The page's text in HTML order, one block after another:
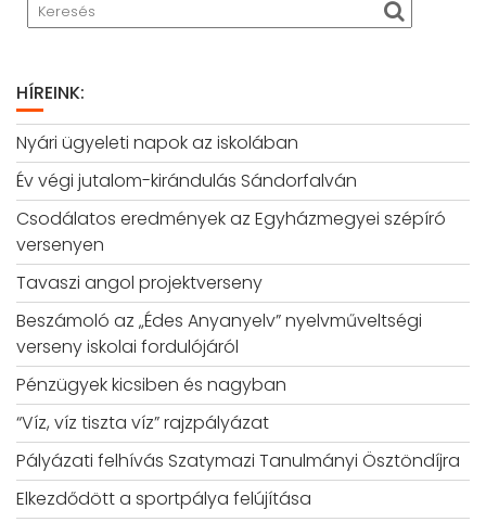
HÍREINK:
Nyári ügyeleti napok az iskolában
Év végi jutalom-kirándulás Sándorfalván
Csodálatos eredmények az Egyházmegyei szépíró
versenyen
Tavaszi angol projektverseny
Beszámoló az „Édes Anyanyelv” nyelvműveltségi
verseny iskolai fordulójáról
Pénzügyek kicsiben és nagyban
“Víz, víz tiszta víz” rajzpályázat
Pályázati felhívás Szatymazi Tanulmányi Ösztöndíjra
Elkezdődött a sportpálya felújítása